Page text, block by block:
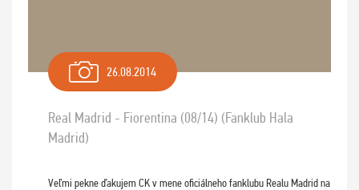
26.08.2014
Real Madrid - Fiorentina (08/14) (Fanklub Hala
Madrid)
Veľmi pekne ďakujem CK v mene oficiálneho fanklubu Realu Madrid na